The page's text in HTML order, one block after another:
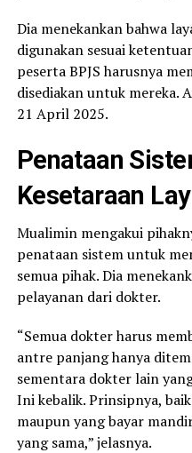
Dia menekankan bahwa
digunakan sesuai
peserta BPJS harusnya
disediakan untuk mereka.
21 April 2025.
Penataan
Kesetaraan
Mualimin mengakui
penataan sistem untuk
semua pihak. Dia
pelayanan dari dokter.
“Semua dokter harus
antre panjang hanya
sementara dokter lain
Ini kebalik. Prinsipnya,
maupun yang bayar
yang sama,” jelasnya.